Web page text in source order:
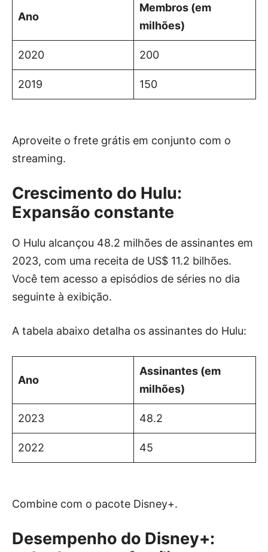
Ano
Membros (em
milhões)
2020 200
2019 150
Aproveite o frete grátis em conjunto com o
streaming.
Crescimento do Hulu:
Expansão constante
O Hulu alcançou 48.2 milhões de assinantes em
2023, com uma receita de US$ 11.2 bilhões.
Você tem acesso a episódios de séries no dia
seguinte à exibição.
A tabela abaixo detalha os assinantes do Hulu:
Ano
Assinantes (em
milhões)
2023 48.2
2022 45
Combine com o pacote Disney+.
Desempenho do Disney+: